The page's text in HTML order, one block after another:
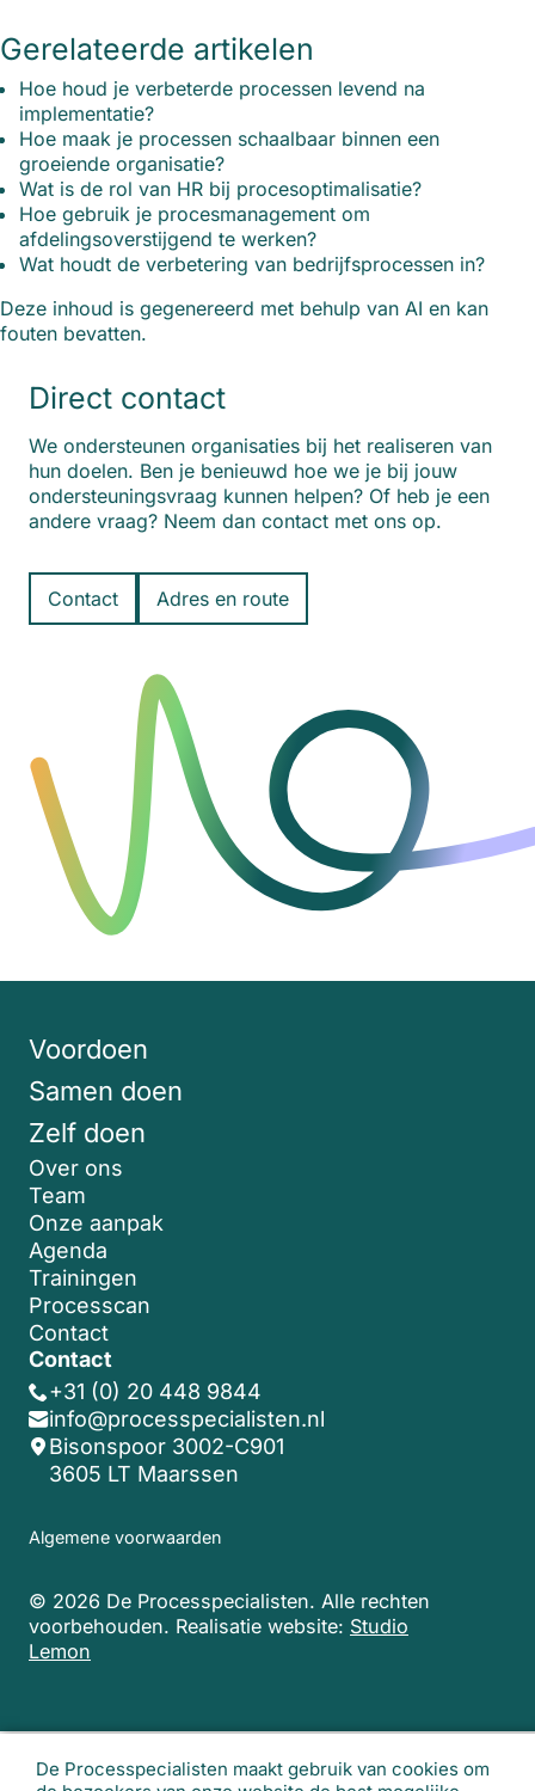
De Processpecialisten maakt gebruik van cookies om
Gerelateerde artikelen
Hoe houd je verbeterde processen levend na
implementatie?
Hoe maak je processen schaalbaar binnen een
groeiende organisatie?
Wat is de rol van HR bij procesoptimalisatie?
Hoe gebruik je procesmanagement om
afdelingsoverstijgend te werken?
Wat houdt de verbetering van bedrijfsprocessen in?
Deze inhoud is gegenereerd met behulp van AI en kan
fouten bevatten.
Direct contact
We ondersteunen organisaties bij het realiseren van
hun doelen. Ben je benieuwd hoe we je bij jouw
ondersteuningsvraag kunnen helpen? Of heb je een
andere vraag? Neem dan contact met ons op.
Contact Adres en route
Voordoen
Samen doen
Zelf doen
Over ons
Team
Onze aanpak
Agenda
Trainingen
Processcan
Contact
Contact
+31 (0) 20 448 9844
info@processpecialisten.nl
Bisonspoor 3002-C901
3605 LT Maarssen
Algemene voorwaarden
© 2026 De Processpecialisten. Alle rechten
voorbehouden. Realisatie website: Studio
Lemon